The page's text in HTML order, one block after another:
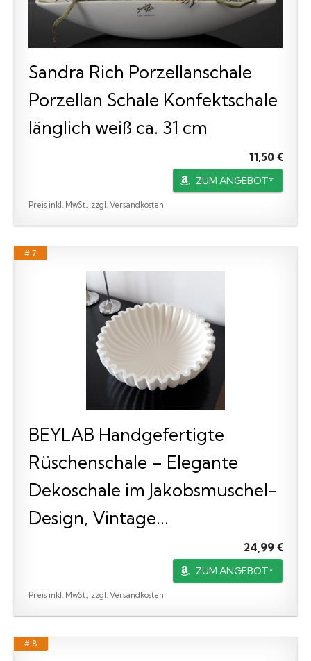
Sandra Rich Porzellanschale
Porzellan Schale Konfektschale
länglich weiß ca. 31 cm
11,50 €
ZUM ANGEBOT*
Preis inkl. MwSt., zzgl. Versandkosten
# 7
BEYLAB Handgefertigte
Rüschenschale – Elegante
Dekoschale im Jakobsmuschel-
Design, Vintage...
24,99 €
ZUM ANGEBOT*
Preis inkl. MwSt., zzgl. Versandkosten
# 8